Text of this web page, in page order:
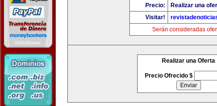
Precio:
Realizar una
Visitar!
Serán consideradas
Realizar una Oferta
Precio Ofrecido $